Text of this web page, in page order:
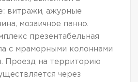
витражи, ажурные
мозаичное панно.
презентабельная
с мраморными колоннами
Проезд на территорию
через